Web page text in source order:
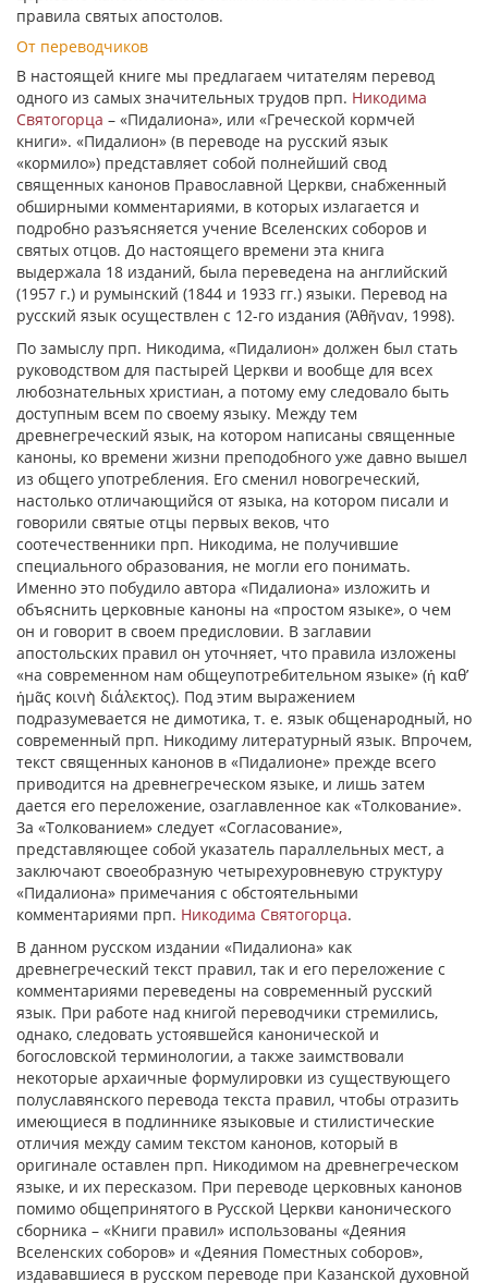
правила святых апостолов.
От переводчиков
В настоящей книге мы предлагаем читателям перевод
одного из самых значительных трудов прп. Никодима
Святогорца – «Пидалиона», или «Греческой кормчей
книги». «Пидалион» (в переводе на русский язык
«кормило») представляет собой полнейший свод
священных канонов Православной Церкви, снабженный
обширными комментариями, в которых излагается и
подробно разъясняется учение Вселенских соборов и
святых отцов. До настоящего времени эта книга
выдержала 18 изданий, была переведена на английский
(1957 г.) и румынский (1844 и 1933 гг.) языки. Перевод на
русский язык осуществлен с 12-го издания (Ἀθῆναν, 1998).
По замыслу прп. Никодима, «Пидалион» должен был стать
руководством для пастырей Церкви и вообще для всех
любознательных христиан, а потому ему следовало быть
доступным всем по своему языку. Между тем
древнегреческий язык, на котором написаны священные
каноны, ко времени жизни преподобного уже давно вышел
из общего употребления. Его сменил новогреческий,
настолько отличающийся от языка, на котором писали и
говорили святые отцы первых веков, что
соотечественники прп. Никодима, не получившие
специального образования, не могли его понимать.
Именно это побудило автора «Пидалиона» изложить и
объяснить церковные каноны на «простом языке», о чем
он и говорит в своем предисловии. В заглавии
апостольских правил он уточняет, что правила изложены
«на современном нам общеупотребительном языке» (ἡ καθ’
ἡμᾶς κοινὴ διάλεκτος). Под этим выражением
подразумевается не димотика, т. е. язык общенародный, но
современный прп. Никодиму литературный язык. Впрочем,
текст священных канонов в «Пидалионе» прежде всего
приводится на древнегреческом языке, и лишь затем
дается его переложение, озаглавленное как «Толкование».
За «Толкованием» следует «Согласование»,
представляющее собой указатель параллельных мест, а
заключают своеобразную четырехуровневую структуру
«Пидалиона» примечания с обстоятельными
комментариями прп. Никодима Святогорца.
В данном русском издании «Пидалиона» как
древнегреческий текст правил, так и его переложение с
комментариями переведены на современный русский
язык. При работе над книгой переводчики стремились,
однако, следовать устоявшейся канонической и
богословской терминологии, а также заимствовали
некоторые архаичные формулировки из существующего
полуславянского перевода текста правил, чтобы отразить
имеющиеся в подлиннике языковые и стилистические
отличия между самим текстом канонов, который в
оригинале оставлен прп. Никодимом на древнегреческом
языке, и их пересказом. При переводе церковных канонов
помимо общепринятого в Русской Церкви канонического
сборника – «Книги правил» использованы «Деяния
Вселенских соборов» и «Деяния Поместных соборов»,
издававшиеся в русском переводе при Казанской духовной